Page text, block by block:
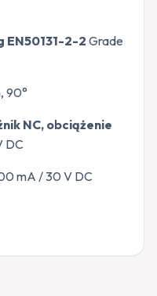
EN50131-2-2 Grade
90°
NC, obciążenie
DC
mA / 30 V DC